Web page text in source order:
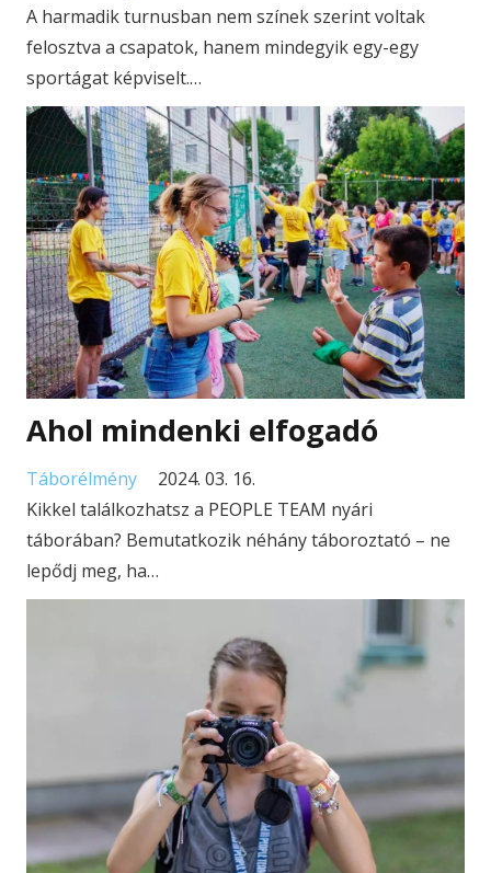
A harmadik turnusban nem színek szerint voltak
felosztva a csapatok, hanem mindegyik egy-egy
sportágat képviselt.…
Ahol mindenki elfogadó
Táborélmény
2024. 03. 16.
Kikkel találkozhatsz a PEOPLE TEAM nyári
táborában? Bemutatkozik néhány táboroztató – ne
lepődj meg, ha…